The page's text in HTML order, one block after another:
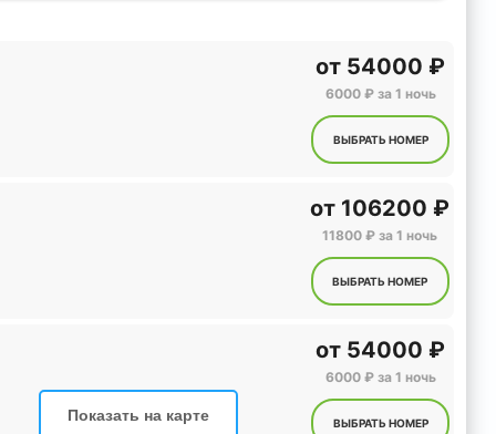
Показать на карте
от 54000 ₽
6000 ₽ за 1 ночь
ВЫБРАТЬ НОМЕР
от 106200 ₽
11800 ₽ за 1 ночь
ВЫБРАТЬ НОМЕР
от 54000 ₽
6000 ₽ за 1 ночь
ВЫБРАТЬ НОМЕР